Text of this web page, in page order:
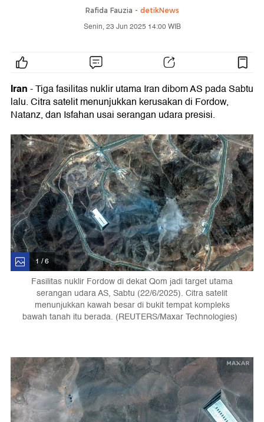
Rafida Fauzia - detikNews
Senin, 23 Jun 2025 14:00 WIB
Iran- Tiga fasilitas nuklir utama Iran dibom AS pada Sabtu
lalu. Citra satelit menunjukkan kerusakan di Fordow,
Natanz, dan Isfahan usai serangan udara presisi.
1 / 6
Fasilitas nuklir Fordow di dekat Qom jadi target utama
serangan udara AS, Sabtu (22/6/2025). Citra satelit
menunjukkan kawah besar di bukit tempat kompleks
bawah tanah itu berada. (REUTERS/Maxar Technologies)